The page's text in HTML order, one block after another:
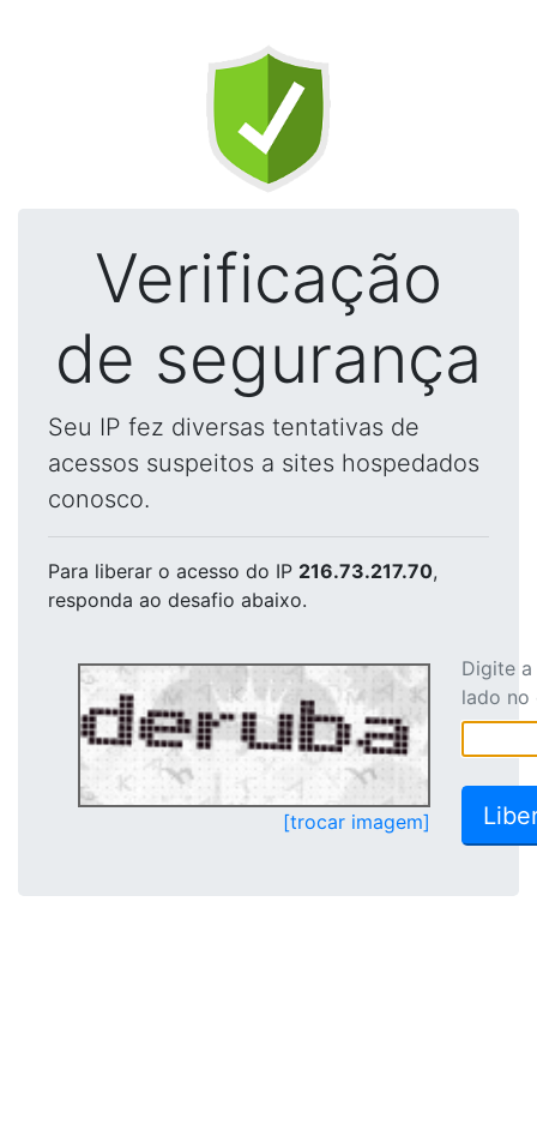
Verificação
de segurança
Seu IP fez diversas tentativas de
acessos suspeitos a sites hospedados
conosco.
Para liberar o acesso do IP 216.73.217.70,
responda ao desafio abaixo.
[trocar imagem]
Digite
lado no